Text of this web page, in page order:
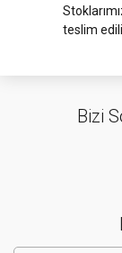
teslim
Bizi